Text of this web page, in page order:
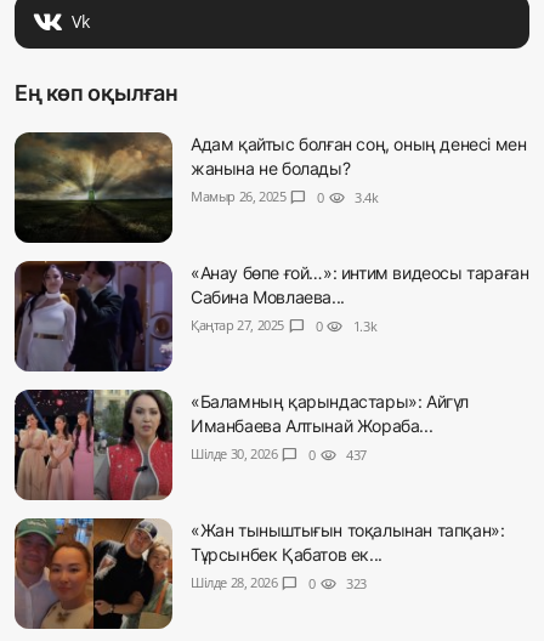
Vk
Ең көп оқылған
Адам қайтыс болған соң, оның денесі мен
жанына не болады?
Мамыр 26, 2025 chat_bubble 0 visibility 3.4k
«Анау бөпе ғой…»: интим видеосы тараған
Сабина Мовлаева...
Қаңтар 27, 2025 chat_bubble 0 visibility 1.3k
«Баламның қарындастары»: Айгүл
Иманбаева Алтынай Жораба...
Шілде 30, 2026 chat_bubble 0 visibility 437
«Жан тыныштығын тоқалынан тапқан»:
Тұрсынбек Қабатов ек...
Шілде 28, 2026 chat_bubble 0 visibility 323